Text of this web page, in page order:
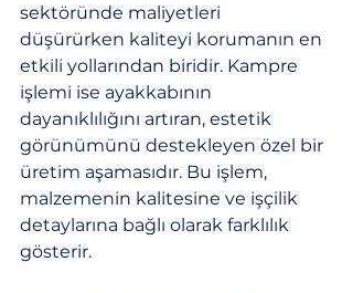
sektöründe maliyetleri
düşürürken kaliteyi korumanın en
etkili yollarından biridir. Kampre
işlemi ise ayakkabının
dayanıklılığını artıran, estetik
görünümünü destekleyen özel bir
üretim aşamasıdır. Bu işlem,
malzemenin kalitesine ve işçilik
detaylarına bağlı olarak farklılık
gösterir.